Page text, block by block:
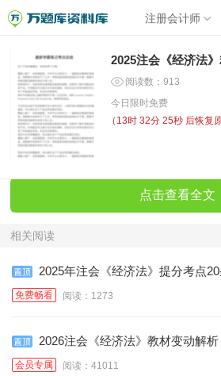
注册会计师
2025注会《经济法
阅读数：913
今日限时免费
（ 13时 32分 25秒 后恢复
点击查看全文
相关阅读
2025年注会《经济法》提分考点20
免费畅看 阅读：1273
2026注会《经济法》教材变动解析
会员专属 阅读：41011